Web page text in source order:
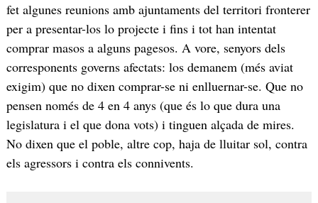
fet algunes reunions amb ajuntaments del territori fronterer
per a presentar-los lo projecte i fins i tot han intentat
comprar masos a alguns pagesos. A vore, senyors dels
corresponents governs afectats: los demanem (més aviat
exigim) que no dixen comprar-se ni enlluernar-se. Que no
pensen només de 4 en 4 anys (que és lo que dura una
legislatura i el que dona vots) i tinguen alçada de mires.
No dixen que el poble, altre cop, haja de lluitar sol, contra
els agressors i contra els connivents.